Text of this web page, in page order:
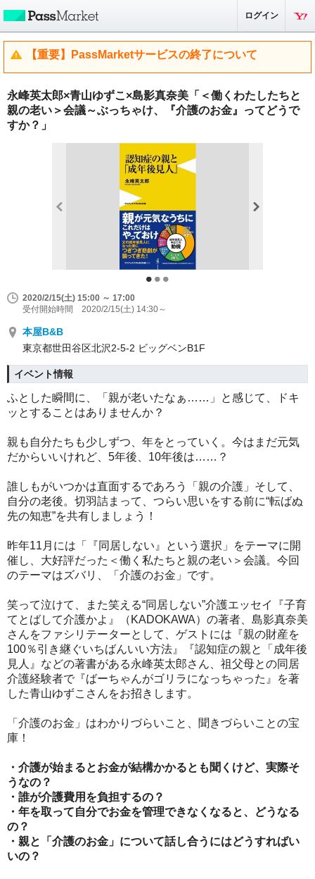
ログイン
【重要】PassMarketサービスの終了について
永峰英太郎×青山ゆずこ×島影真奈美「＜働くわたしたちと
親の老い＞会議～ぶっちゃけ、『介護のお金』ってどうで
すか？」
2020/2/15(土) 15:00 ～ 17:00
受付開始時間 2020/2/15(土) 14:30～
本屋B&B
東京都世田谷区北沢2-5-2 ビッグベンB1F
イベント情報
ふとした瞬間に、「親が老いたなぁ……」と感じて、ドキ
ッとすることはありませんか？
親も自分たちも少しずつ、年をとっていく。今はまだ元気
だからいいけれど、5年後、10年後は……？
誰しもがいつかは直面するであろう「親の介護」そして、
自分の老後。切羽詰まって、つらい思いをする前に“転ばぬ
先の知恵”を共有しましょう！
昨年11月には「『同居しない』という選択」をテーマに開
催し、大好評だった＜働く私たちと親の老い＞会議。今回
のテーマはズバリ、「介護のお金」です。
笑って泣けて、また笑える“同居しない”介護エッセイ『子育
てとばして介護かよ』（KADOKAWA）の著者、島影真奈美
さんをファシリテーターとして、ゲストには『親の財産を
100％引き継ぐいちばんいい方法』『認知症の親と「成年後
見人』などの著書がある永峰英太郎さん、祖父母との同居
介護経験者で『ばーちゃんがゴリラになっちゃった』を著
した青山ゆずこさんをお招きします。
「介護のお金」はわかりづらいこと、聞きづらいことの宝
庫！
・介護が始まるとお金が結構かかるとも聞くけど、実際そ
うなの？
・誰が介護費用を負担するの？
・年を取って自分でお金を管理できなくなると、どうなる
の？
・親と「介護のお金」について話し合うにはどうすればい
いの？